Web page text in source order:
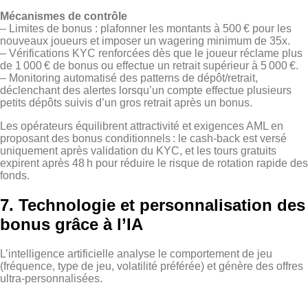
Mécanismes de contrôle
– Limites de bonus : plafonner les montants à 500 € pour les
nouveaux joueurs et imposer un wagering minimum de 35x.
– Vérifications KYC renforcées dès que le joueur réclame plus
de 1 000 € de bonus ou effectue un retrait supérieur à 5 000 €.
– Monitoring automatisé des patterns de dépôt/retrait,
déclenchant des alertes lorsqu’un compte effectue plusieurs
petits dépôts suivis d’un gros retrait après un bonus.
Les opérateurs équilibrent attractivité et exigences AML en
proposant des bonus conditionnels : le cash‑back est versé
uniquement après validation du KYC, et les tours gratuits
expirent après 48 h pour réduire le risque de rotation rapide des
fonds.
7. Technologie et personnalisation des
bonus grâce à l’IA
L’intelligence artificielle analyse le comportement de jeu
(fréquence, type de jeu, volatilité préférée) et génère des offres
ultra‑personnalisées.